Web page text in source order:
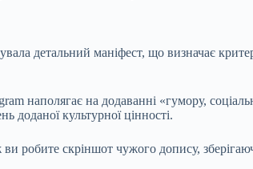
детальний маніфест, що визначає
наполягає на додаванні «гумору,
доданої культурної цінності.
робите скріншот чужого допису,